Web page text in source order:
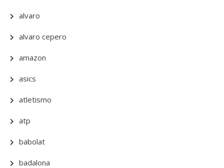
alvaro
alvaro cepero
amazon
asics
atletismo
atp
babolat
badalona